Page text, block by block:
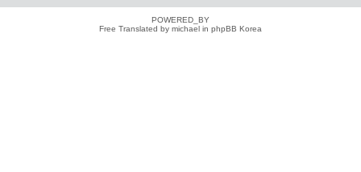
POWERED_BY
Free Translated by michael in phpBB Korea